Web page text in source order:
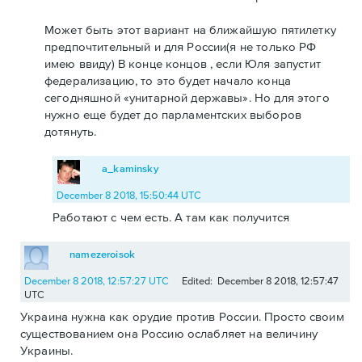
Может быть этот вариант на ближайшую пятилетку
предпочтительный и для России(я не только РФ
имею ввиду) В конце концов , если Юля запустит
федерализацию, то это будет начало конца
сегодняшной «унитарной державы». Но для этого
нужно еще будет до парламентских выборов
дотянуть.
a_kaminsky
December 8 2018, 15:50:44 UTC
Работают с чем есть. А там как получится
namezeroisok
December 8 2018, 12:57:27 UTC
Edited: December 8 2018, 12:57:47
UTC
Украина нужна как орудие против России. Просто своим
существованием она Россию ослабляет на величину
Украины.